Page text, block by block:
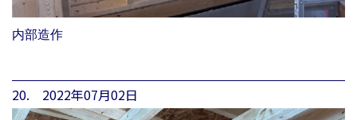
内部造作
20. 2022年07月02日